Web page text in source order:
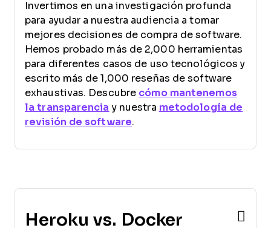
Invertimos en una investigación profunda
para ayudar a nuestra audiencia a tomar
mejores decisiones de compra de software.
Hemos probado más de 2,000 herramientas
para diferentes casos de uso tecnológicos y
escrito más de 1,000 reseñas de software
exhaustivas. Descubre cómo mantenemos
la transparencia y nuestra metodología de
revisión de software.
Heroku vs. Docker